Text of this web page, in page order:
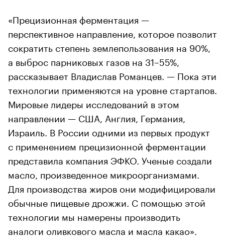
«Прецизионная ферментация —
перспективное направление, которое позволит
сократить степень землепользования на 90%,
а выброс парниковых газов на 31–55%,
рассказывает Владислав Романцев. — Пока эти
технологии применяются на уровне стартапов.
Мировые лидеры исследований в этом
направлении — США, Англия, Германия,
Израиль. В России одними из первых продукт
с применением прецизионной ферментации
представила компания ЭФКО. Ученые создали
масло, произведенное микроорганизмами.
Для производства жиров они модифицировали
обычные пищевые дрожжи. С помощью этой
технологии мы намерены производить
аналоги оливкового масла и масла какао».